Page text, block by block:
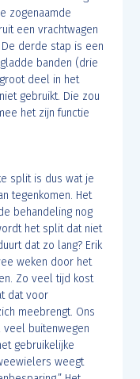
zogenaamde
een vrachtwagen
derde stap is een
banden (drie
deel in het
gebruikt. Die zou
het zijn functie
split is dus wat je
tegenkomen. Het
behandeling nog
het split dat niet
dat zo lang? Erik
weken door het
Zo veel tijd kost
dat voor
meebrengt. Ons
buitenwegen
gebruikelijke
weegt